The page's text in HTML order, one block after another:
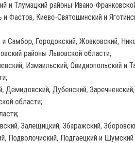
и Тлумацкий районы Ивано-
и Фастов, Киево-Святошинский и
Самбор, Городокский, Жовковский,
районы Львовской области;
Измаильский, Овидиопольский и
Демидовский, Дубенский,
области;
Залещицкий, Збаражский,
Подволочиский, Подгаецкий и